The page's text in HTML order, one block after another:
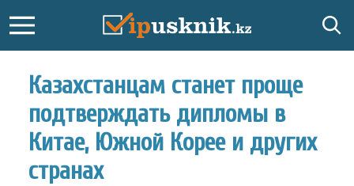
Казахстанцам станет проще
подтверждать дипломы в
Китае, Южной Корее и других
странах